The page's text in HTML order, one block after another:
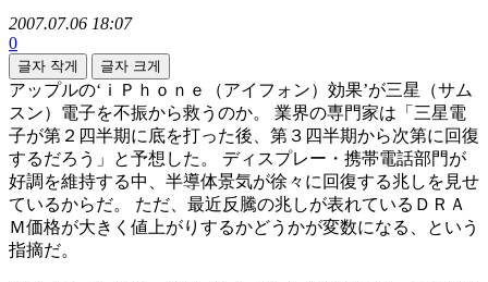
2007.07.06 18:07
0
글자 작게 글자 크게
アップルの‘ｉＰｈｏｎｅ（アイフォン）効果’が三星（サム
スン）電子を不振から救うのか。 業界の専門家は「三星電
子が第２四半期に底を打った後、第３四半期から次第に回復
するだろう」と予想した。 ディスプレー・携帯電話部門が
好調を維持する中、半導体景気が徐々に回復する兆しを見せ
ているからだ。 ただ、最近反騰の兆しが表れているＤＲＡ
Ｍ価格が大きく値上がりするかどうかが変数になる、という
指摘だ。